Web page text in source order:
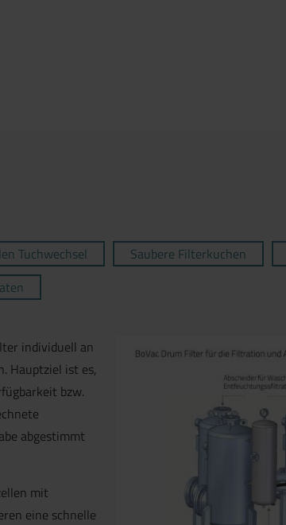
Tuchwechsel Saubere Filterkuchen
individuell an
Hauptziel ist es,
bzw.
abgestimmt
mit
eine schnelle
BoVac Drum Filter